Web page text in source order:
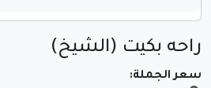
راحه بكيت (الشيخ)
سعر الجملة: